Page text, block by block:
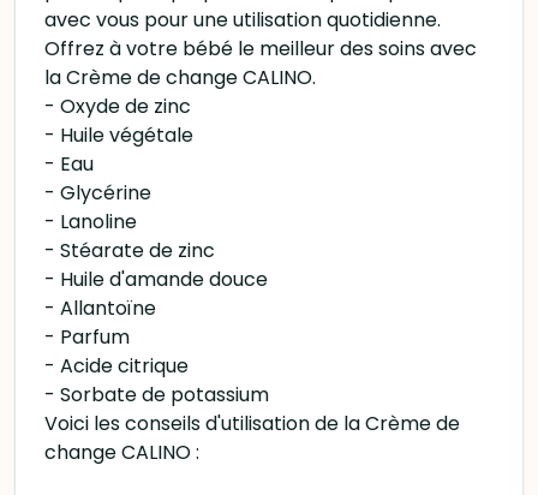
avec vous pour une utilisation quotidienne.
Offrez à votre bébé le meilleur des soins avec
la Crème de change CALINO.
- Oxyde de zinc
- Huile végétale
- Eau
- Glycérine
- Lanoline
- Stéarate de zinc
- Huile d'amande douce
- Allantoïne
- Parfum
- Acide citrique
- Sorbate de potassium
Voici les conseils d'utilisation de la Crème de
change CALINO :